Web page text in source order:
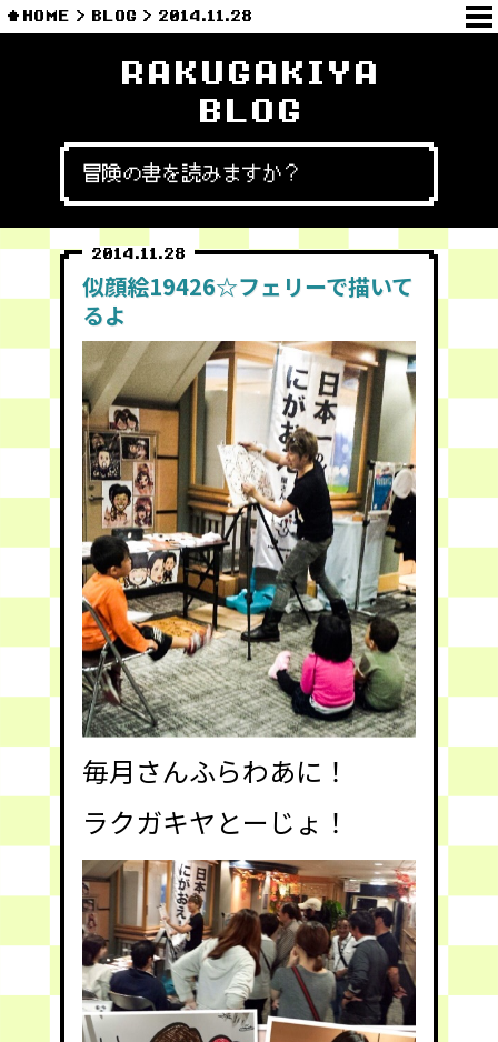
HOME BLOG 2014.11.28
RAKUGAKIYA
BLOG
冒険の書を読みますか？
2014.11.28
似顔絵19426☆フェリーで描いて
るよ
毎月さんふらわあに！
ラクガキヤとーじょ！